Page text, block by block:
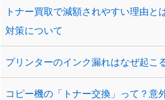
トナー買取で減額されやすい理由と
対策について
プリンターのインク漏れはなぜ起こ
コピー機の「トナー交換」って？意